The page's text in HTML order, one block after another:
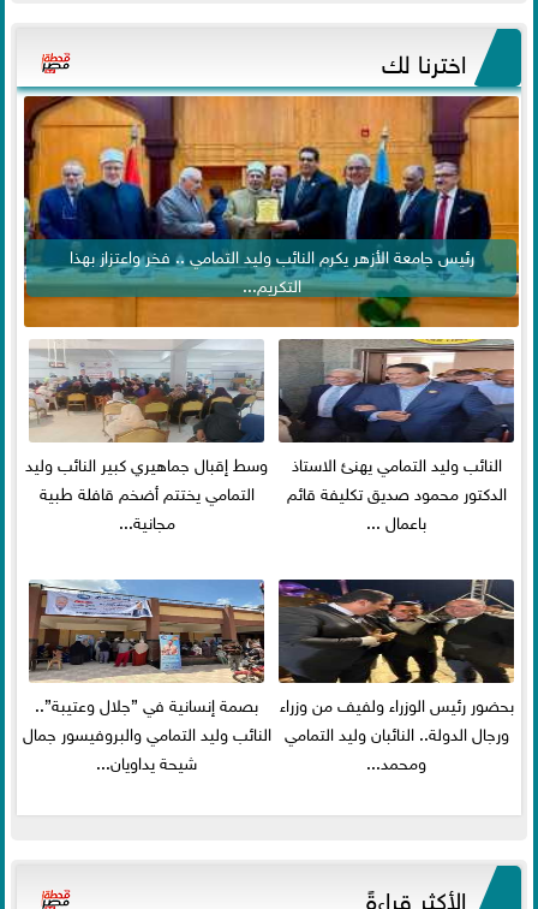
اخترنا لك
رئيس جامعة الأزهر يكرم النائب وليد التمامي .. فخر واعتزاز بهذا
التكريم...
النائب وليد التمامي يهنئ الاستاذ
الدكتور محمود صديق تكليفة قائم
باعمال ...
وسط إقبال جماهيري كبير النائب وليد
التمامي يختتم أضخم قافلة طبية
مجانية...
بحضور رئيس الوزراء ولفيف من وزراء
ورجال الدولة.. النائبان وليد التمامي
ومحمد...
بصمة إنسانية في ”جلال وعتيبة”..
النائب وليد التمامي والبروفيسور جمال
شيحة يداويان...
الأكثر قراءةً